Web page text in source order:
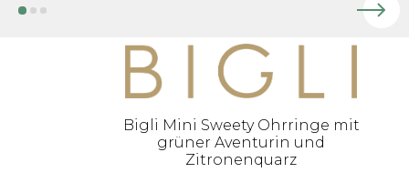
Bigli Mini Sweety Ohrringe mit
grüner Aventurin und
Zitronenquarz